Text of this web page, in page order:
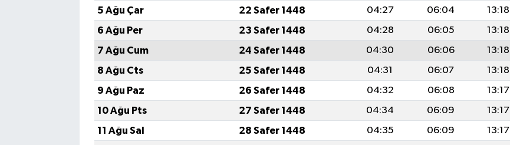
5 Ağu Çar
22 Safer 1448 04:27 06:04 13:18
6 Ağu Per
23 Safer 1448 04:28 06:05 13:18
7 Ağu Cum
24 Safer 1448 04:30 06:06 13:18
8 Ağu Cts
25 Safer 1448 04:31 06:07 13:18
9 Ağu Paz
26 Safer 1448 04:32 06:08 13:17
10 Ağu Pts
27 Safer 1448 04:34 06:09 13:17
11 Ağu Sal
28 Safer 1448 04:35 06:09 13:17